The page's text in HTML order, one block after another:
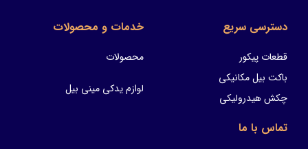
دسترسی سریع
قطعات پیکور
باکت بیل مکانیکی
چکش هیدرولیکی
خدمات و محصولات
محصولات
لوازم یدکی مینی بیل
تماس با ما